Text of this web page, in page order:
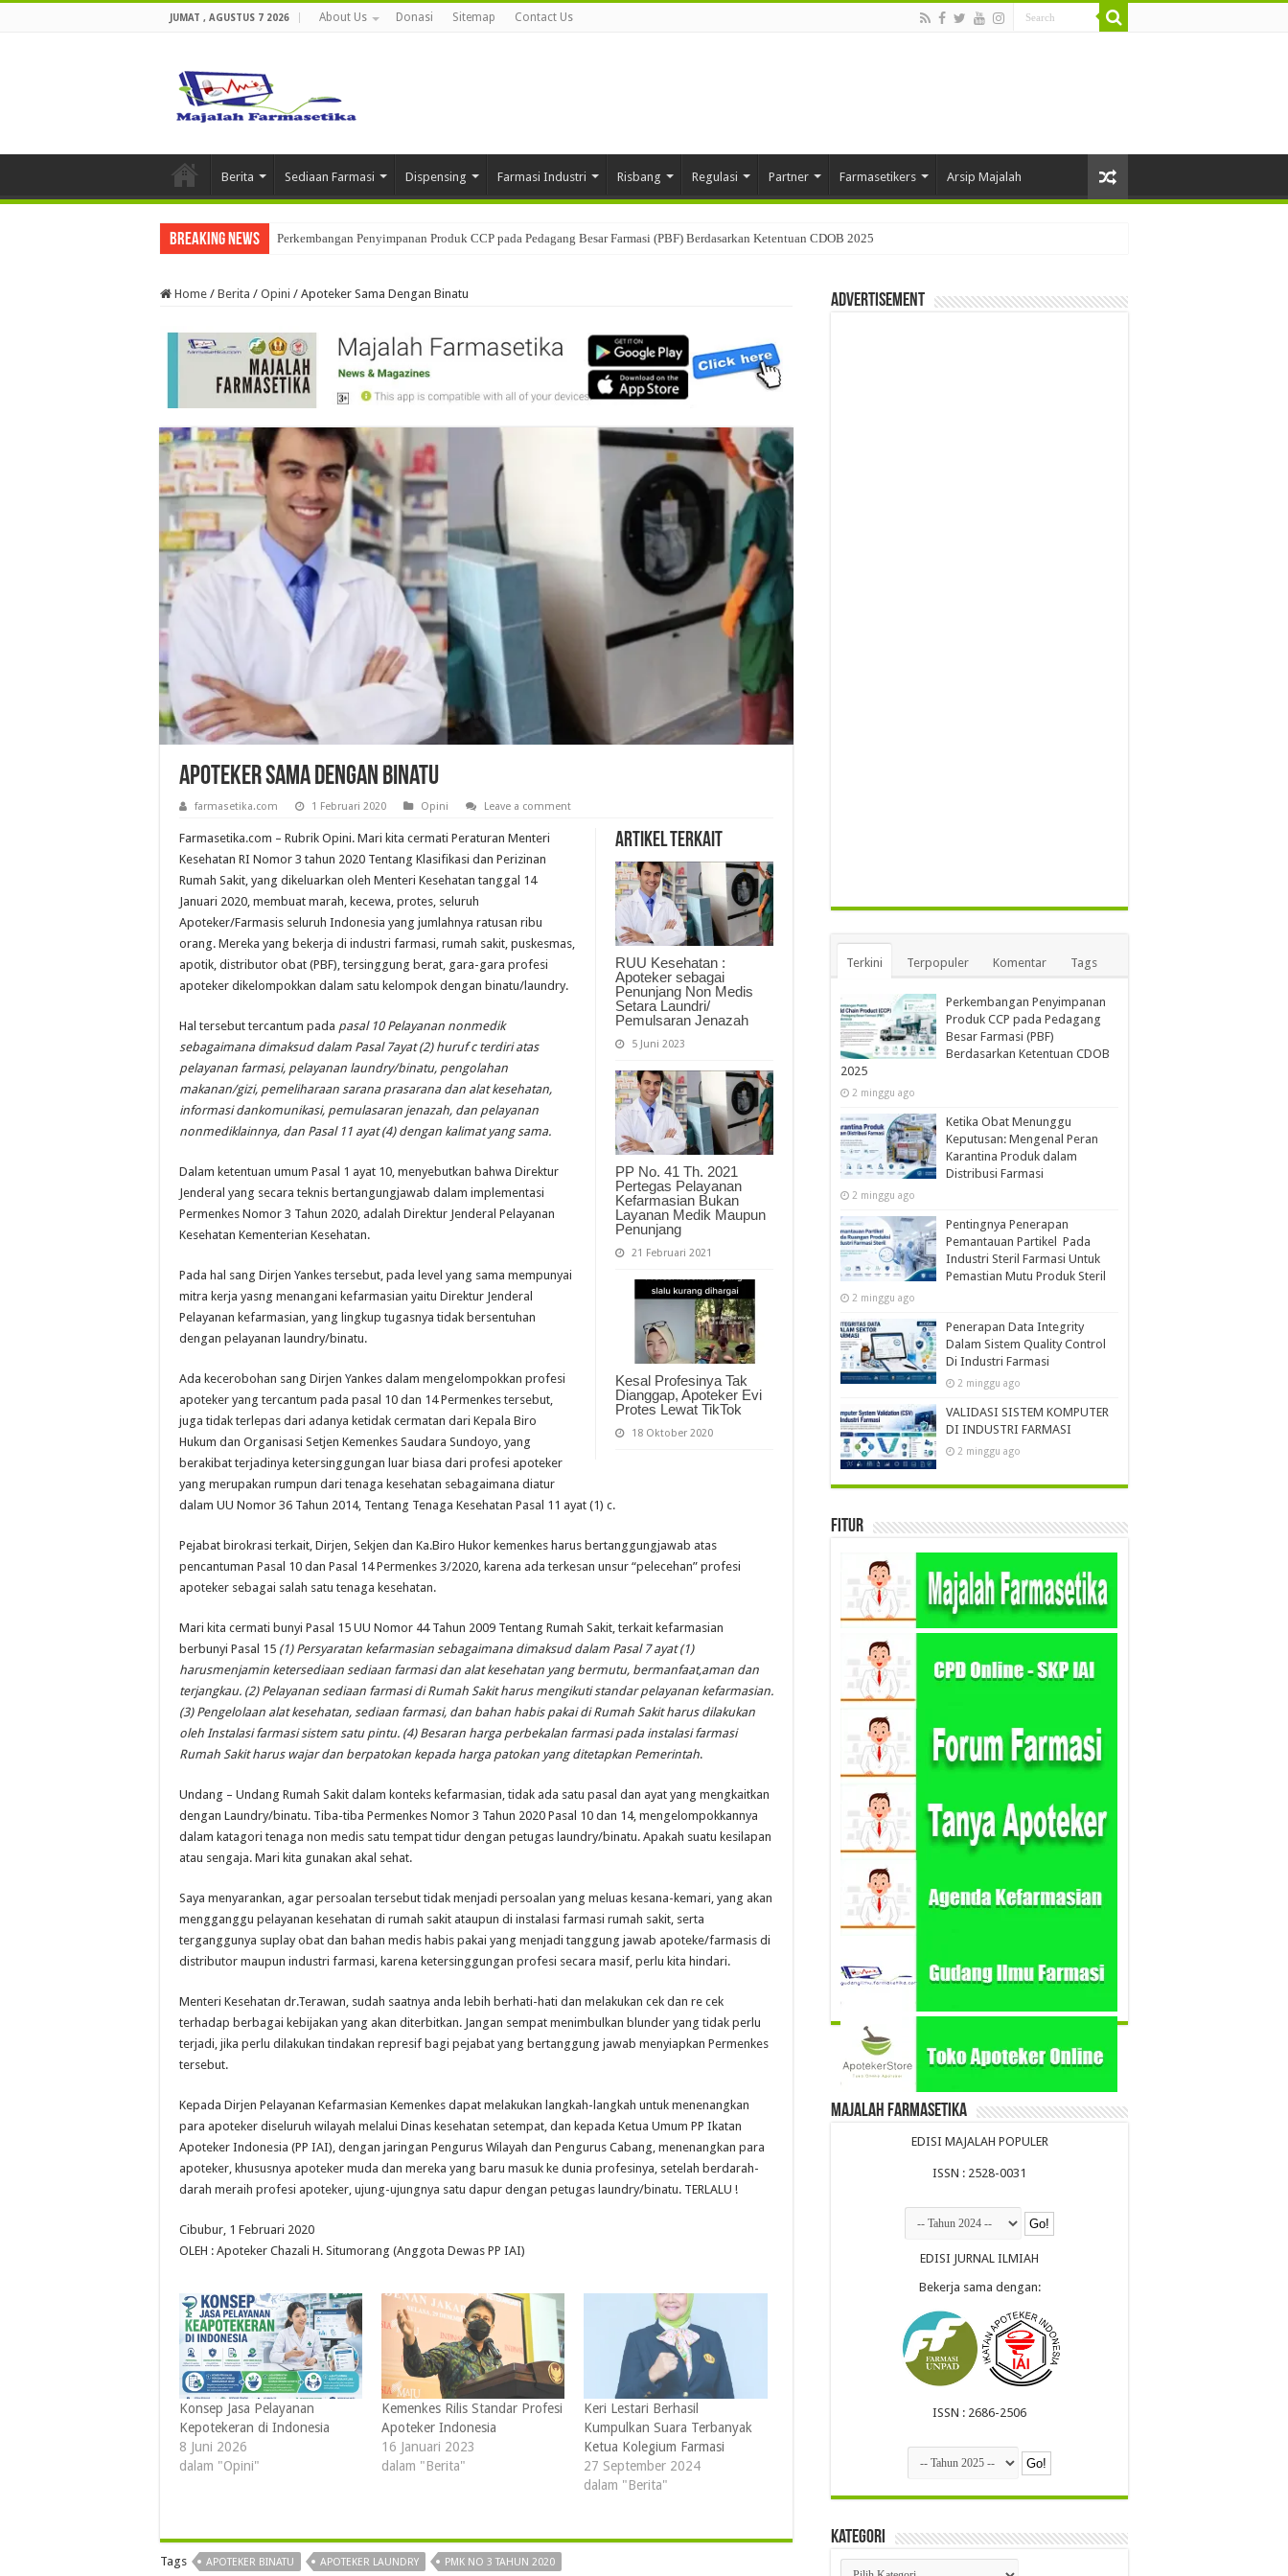
JUMAT , AGUSTUS 7 2026 About Us Donasi Sitemap Contact Us
Berita Sediaan Farmasi Dispensing Farmasi Industri Risbang Regulasi Partner Farmasetikers Arsip Majalah
Breaking News Perkembangan Penyimpanan Produk CCP pada Pedagang Besar Farmasi (PBF) Berdasarkan Ketentuan CDOB 2025
Home / Berita / Opini / Apoteker Sama Dengan Binatu
Apoteker Sama Dengan Binatu
farmasetika.com 1 Februari 2020 Opini Leave a comment
Artikel Terkait
RUU Kesehatan :
Apoteker sebagai
Penunjang Non Medis
Setara Laundri/
Pemulsaran Jenazah
5 Juni 2023
PP No. 41 Th. 2021
Pertegas Pelayanan
Kefarmasian Bukan
Layanan Medik Maupun
Penunjang
21 Februari 2021
Kesal Profesinya Tak
Dianggap, Apoteker Evi
Protes Lewat TikTok
18 Oktober 2020
Farmasetika.com – Rubrik Opini. Mari kita cermati Peraturan Menteri
Kesehatan RI Nomor 3 tahun 2020 Tentang Klasifikasi dan Perizinan
Rumah Sakit, yang dikeluarkan oleh Menteri Kesehatan tanggal 14
Januari 2020, membuat marah, kecewa, protes, seluruh
Apoteker/Farmasis seluruh Indonesia yang jumlahnya ratusan ribu
orang. Mereka yang bekerja di industri farmasi, rumah sakit, puskesmas,
apotik, distributor obat (PBF), tersinggung berat, gara-gara profesi
apoteker dikelompokkan dalam satu kelompok dengan binatu/laundry.
Hal tersebut tercantum pada pasal 10 Pelayanan nonmedik
sebagaimana dimaksud dalam Pasal 7ayat (2) huruf c terdiri atas
pelayanan farmasi, pelayanan laundry/binatu, pengolahan
makanan/gizi, pemeliharaan sarana prasarana dan alat kesehatan,
informasi dankomunikasi, pemulasaran jenazah, dan pelayanan
nonmediklainnya, dan Pasal 11 ayat (4) dengan kalimat yang sama.
Dalam ketentuan umum Pasal 1 ayat 10, menyebutkan bahwa Direktur
Jenderal yang secara teknis bertangungjawab dalam implementasi
Permenkes Nomor 3 Tahun 2020, adalah Direktur Jenderal Pelayanan
Kesehatan Kementerian Kesehatan.
Pada hal sang Dirjen Yankes tersebut, pada level yang sama mempunyai
mitra kerja yasng menangani kefarmasian yaitu Direktur Jenderal
Pelayanan kefarmasian, yang lingkup tugasnya tidak bersentuhan
dengan pelayanan laundry/binatu.
Ada kecerobohan sang Dirjen Yankes dalam mengelompokkan profesi
apoteker yang tercantum pada pasal 10 dan 14 Permenkes tersebut,
juga tidak terlepas dari adanya ketidak cermatan dari Kepala Biro
Hukum dan Organisasi Setjen Kemenkes Saudara Sundoyo, yang
berakibat terjadinya ketersinggungan luar biasa dari profesi apoteker
yang merupakan rumpun dari tenaga kesehatan sebagaimana diatur
dalam UU Nomor 36 Tahun 2014, Tentang Tenaga Kesehatan Pasal 11 ayat (1) c.
Pejabat birokrasi terkait, Dirjen, Sekjen dan Ka.Biro Hukor kemenkes harus bertanggungjawab atas
pencantuman Pasal 10 dan Pasal 14 Permenkes 3/2020, karena ada terkesan unsur “pelecehan” profesi
apoteker sebagai salah satu tenaga kesehatan.
Mari kita cermati bunyi Pasal 15 UU Nomor 44 Tahun 2009 Tentang Rumah Sakit, terkait kefarmasian
berbunyi Pasal 15 (1) Persyaratan kefarmasian sebagaimana dimaksud dalam Pasal 7 ayat (1)
harusmenjamin ketersediaan sediaan farmasi dan alat kesehatan yang bermutu, bermanfaat,aman dan
terjangkau. (2) Pelayanan sediaan farmasi di Rumah Sakit harus mengikuti standar pelayanan kefarmasian.
(3) Pengelolaan alat kesehatan, sediaan farmasi, dan bahan habis pakai di Rumah Sakit harus dilakukan
oleh Instalasi farmasi sistem satu pintu. (4) Besaran harga perbekalan farmasi pada instalasi farmasi
Rumah Sakit harus wajar dan berpatokan kepada harga patokan yang ditetapkan Pemerintah.
Undang – Undang Rumah Sakit dalam konteks kefarmasian, tidak ada satu pasal dan ayat yang mengkaitkan
dengan Laundry/binatu. Tiba-tiba Permenkes Nomor 3 Tahun 2020 Pasal 10 dan 14, mengelompokkannya
dalam katagori tenaga non medis satu tempat tidur dengan petugas laundry/binatu. Apakah suatu kesilapan
atau sengaja. Mari kita gunakan akal sehat.
Saya menyarankan, agar persoalan tersebut tidak menjadi persoalan yang meluas kesana-kemari, yang akan
mengganggu pelayanan kesehatan di rumah sakit ataupun di instalasi farmasi rumah sakit, serta
terganggunya suplay obat dan bahan medis habis pakai yang menjadi tanggung jawab apoteke/farmasis di
distributor maupun industri farmasi, karena ketersinggungan profesi secara masif, perlu kita hindari.
Menteri Kesehatan dr.Terawan, sudah saatnya anda lebih berhati-hati dan melakukan cek dan re cek
terhadap berbagai kebijakan yang akan diterbitkan. Jangan sempat menimbulkan blunder yang tidak perlu
terjadi, jika perlu dilakukan tindakan represif bagi pejabat yang bertanggung jawab menyiapkan Permenkes
tersebut.
Kepada Dirjen Pelayanan Kefarmasian Kemenkes dapat melakukan langkah-langkah untuk menenangkan
para apoteker diseluruh wilayah melalui Dinas kesehatan setempat, dan kepada Ketua Umum PP Ikatan
Apoteker Indonesia (PP IAI), dengan jaringan Pengurus Wilayah dan Pengurus Cabang, menenangkan para
apoteker, khususnya apoteker muda dan mereka yang baru masuk ke dunia profesinya, setelah berdarah-
darah meraih profesi apoteker, ujung-ujungnya satu dapur dengan petugas laundry/binatu. TERLALU !
Cibubur, 1 Februari 2020
OLEH : Apoteker Chazali H. Situmorang (Anggota Dewas PP IAI)
Konsep Jasa Pelayanan
Kepotekeran di Indonesia
8 Juni 2026
dalam "Opini"
Kemenkes Rilis Standar Profesi
Apoteker Indonesia
16 Januari 2023
dalam "Berita"
Keri Lestari Berhasil
Kumpulkan Suara Terbanyak
Ketua Kolegium Farmasi
27 September 2024
dalam "Berita"
Tags APOTEKER BINATU APOTEKER LAUNDRY PMK NO 3 TAHUN 2020
Advertisement
Terkini Terpopuler Komentar Tags
Perkembangan Penyimpanan
Produk CCP pada Pedagang
Besar Farmasi (PBF)
Berdasarkan Ketentuan CDOB
2025
2 minggu ago
Ketika Obat Menunggu
Keputusan: Mengenal Peran
Karantina Produk dalam
Distribusi Farmasi
2 minggu ago
Pentingnya Penerapan
Pemantauan Partikel Pada
Industri Steril Farmasi Untuk
Pemastian Mutu Produk Steril
2 minggu ago
Penerapan Data Integrity
Dalam Sistem Quality Control
Di Industri Farmasi
2 minggu ago
VALIDASI SISTEM KOMPUTER
DI INDUSTRI FARMASI
2 minggu ago
Fitur
Majalah Farmasetika
EDISI MAJALAH POPULER
ISSN : 2528-0031
EDISI JURNAL ILMIAH
Bekerja sama dengan:
ISSN : 2686-2506
Kategori
Kategori